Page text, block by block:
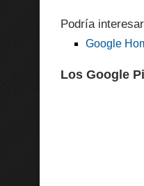
Podría
Google
Los Google